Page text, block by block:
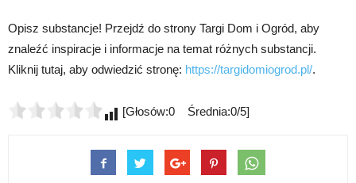
Opisz substancje! Przejdź do strony Targi Dom i Ogród, aby
znaleźć inspiracje i informacje na temat różnych substancji.
Kliknij tutaj, aby odwiedzić stronę: https://targidomiogrod.pl/.
[Głosów:0 Średnia:0/5]